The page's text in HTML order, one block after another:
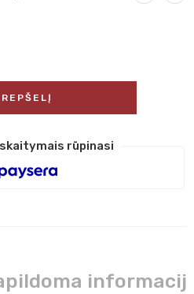
rūpinasi